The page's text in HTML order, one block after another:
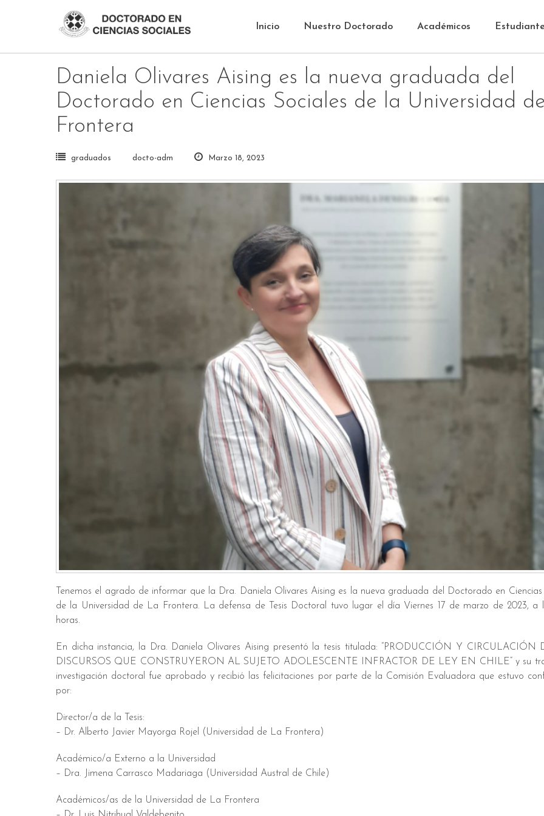
Inicio Nuestro Doctorado Académicos
Daniela Olivares Aising es la nueva graduada del
Doctorado en Ciencias Sociales de la Universidad
Frontera
graduados docto-adm Marzo 18, 2023
Tenemos el agrado de informar que la Dra. Daniela Olivares Aising es la nueva graduada del Doctorado en Ciencias
de la Universidad de La Frontera. La defensa de Tesis Doctoral tuvo lugar el día Viernes 17 de marzo de 2023, a
horas.
En dicha instancia, la Dra. Daniela Olivares Aising presentó la tesis titulada: “PRODUCCIÓN Y CIRCULACIÓN
DISCURSOS QUE CONSTRUYERON AL SUJETO ADOLESCENTE INFRACTOR DE LEY EN CHILE” y su
investigación doctoral fue aprobado y recibió las felicitaciones por parte de la Comisión Evaluadora que estuvo
por:
Director/a de la Tesis:
– Dr. Alberto Javier Mayorga Rojel (Universidad de La Frontera)
Académico/a Externo a la Universidad
– Dra. Jimena Carrasco Madariaga (Universidad Austral de Chile)
Académicos/as de la Universidad de La Frontera